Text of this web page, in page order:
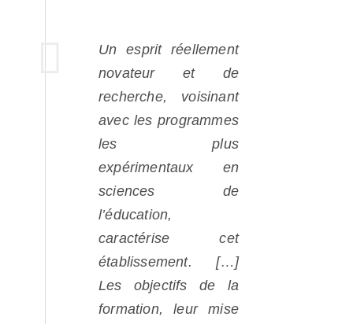
Un esprit réellement
novateur et de
recherche, voisinant
avec les programmes
les plus
expérimentaux en
sciences de
l’éducation,
caractérise cet
établissement. […]
Les objectifs de la
formation, leur mise